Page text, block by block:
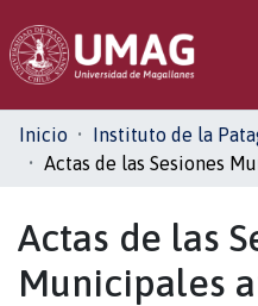
Comunidades
Estadísticas
Inicio Instituto de la
Actas de las
Municipales